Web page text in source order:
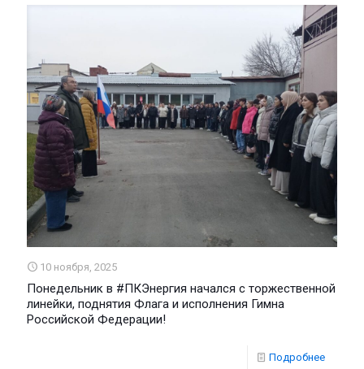
10 ноября, 2025
Понедельник в #ПКЭнергия начался с торжественной
линейки, поднятия Флага и исполнения Гимна
Российской Федерации!
Подробнее